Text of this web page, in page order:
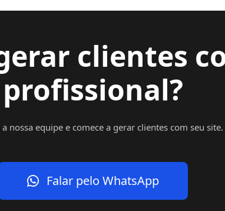
clientes
profissional?
a nossa equipe e comece a gerar clientes com seu site.
Falar pelo WhatsApp